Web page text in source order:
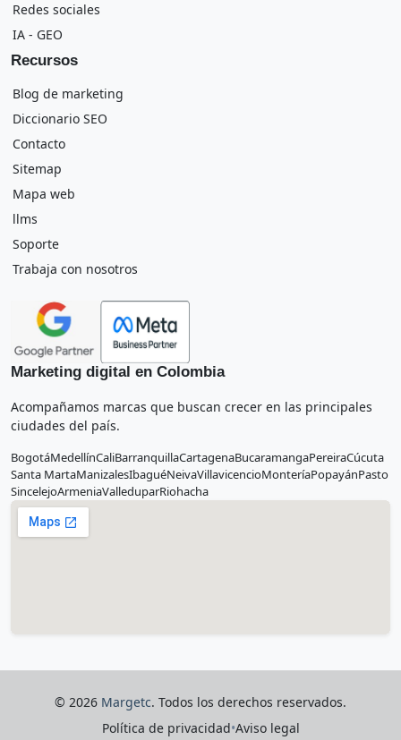
Redes sociales
IA - GEO
Recursos
Blog de marketing
Diccionario SEO
Contacto
Sitemap
Mapa web
llms
Soporte
Trabaja con nosotros
Marketing digital en Colombia
Acompañamos marcas que buscan crecer en las principales
ciudades del país.
BogotáMedellínCaliBarranquillaCartagenaBucaramangaPereiraCúcuta
Santa MartaManizalesIbaguéNeivaVillavicencioMonteríaPopayánPasto
SincelejoArmeniaValleduparRiohacha
© 2026 Margetc. Todos los derechos reservados.
Política de privacidad•Aviso legal